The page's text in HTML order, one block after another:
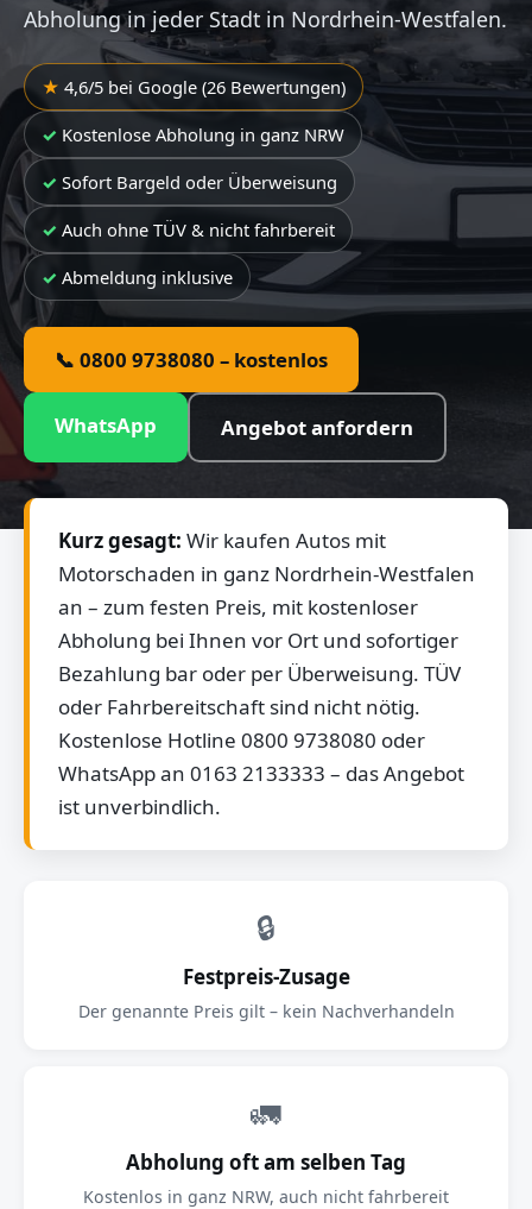
Abholung in jeder Stadt in Nordrhein-Westfalen.
4,6/5 bei Google (26 Bewertungen)
Kostenlose Abholung in ganz NRW
Sofort Bargeld oder Überweisung
Auch ohne TÜV & nicht fahrbereit
Abmeldung inklusive
📞 0800 9738080 – kostenlos
WhatsApp Angebot anfordern
Kurz gesagt: Wir kaufen Autos mit
Motorschaden in ganz Nordrhein-Westfalen
an – zum festen Preis, mit kostenloser
Abholung bei Ihnen vor Ort und sofortiger
Bezahlung bar oder per Überweisung. TÜV
oder Fahrbereitschaft sind nicht nötig.
Kostenlose Hotline 0800 9738080 oder
WhatsApp an 0163 2133333 – das Angebot
ist unverbindlich.
🔒
Festpreis-Zusage
Der genannte Preis gilt – kein Nachverhandeln
🚛
Abholung oft am selben Tag
Kostenlos in ganz NRW, auch nicht fahrbereit